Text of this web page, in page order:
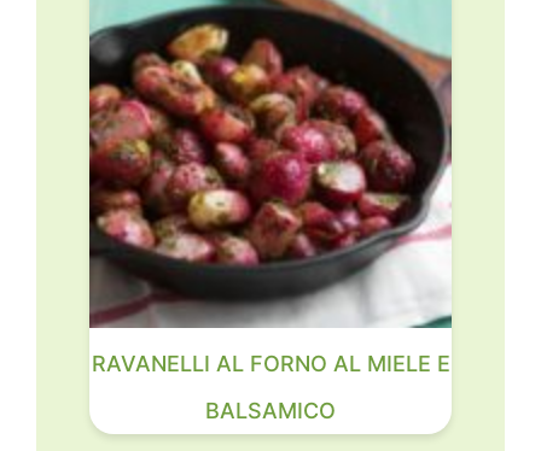
RAVANELLI AL FORNO AL MIELE E
BALSAMICO